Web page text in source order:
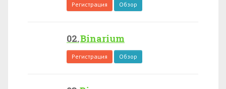
Регистрация Обзор
Binarium
Регистрация Обзор